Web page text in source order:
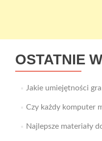
OSTATNIE
Jakie umiejętności
Czy każdy komputer
Najlepsze materiały